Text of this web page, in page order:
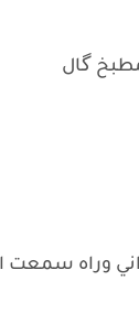
گال
وراه سمعت